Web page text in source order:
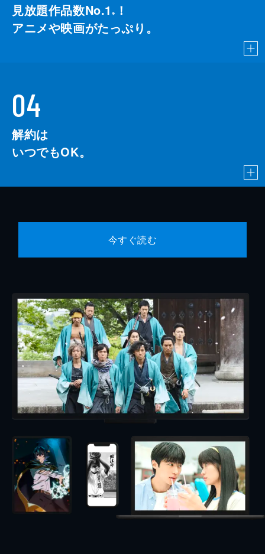
見放題作品数No.1 ※
！
アニメや映画がたっぷり。
04
解約は
いつでもOK。
今すぐ読む